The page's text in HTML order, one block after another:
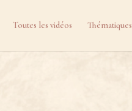
Toutes les vidéos Thématiques